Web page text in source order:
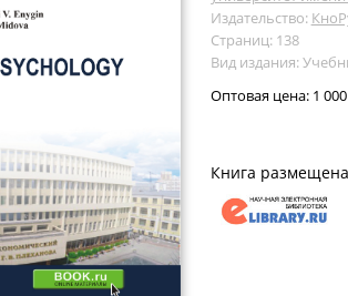
Издательство:
Страниц: 138
Вид издания:
Оптовая цена: 1
Книга